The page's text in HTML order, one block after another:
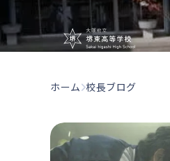
ホーム 校長ブログ